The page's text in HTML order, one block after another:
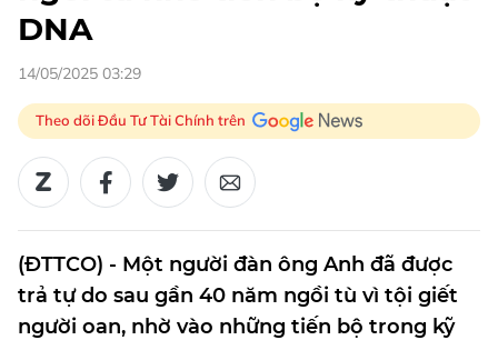
DNA
14/05/2025 03:29
Theo dõi Đầu Tư Tài Chính trên
(ĐTTCO) - Một người đàn ông Anh đã được
trả tự do sau gần 40 năm ngồi tù vì tội giết
người oan, nhờ vào những tiến bộ trong kỹ